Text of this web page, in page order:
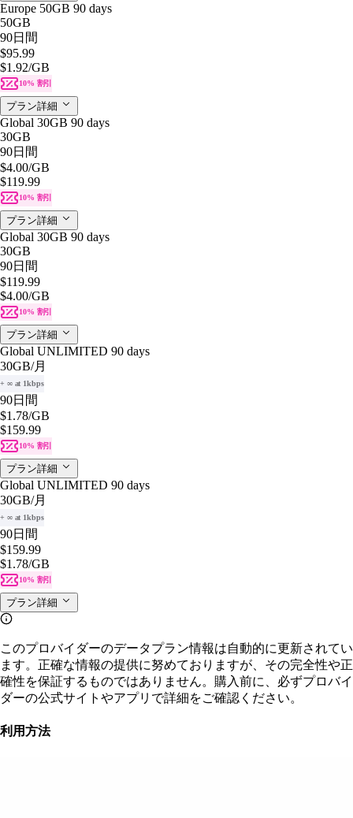
Europe 50GB 90 days
50GB
90日間
$95.99
$1.92/GB
10% 割引
プラン詳細
Global 30GB 90 days
30GB
90日間
$4.00/GB
$119.99
10% 割引
プラン詳細
Global 30GB 90 days
30GB
90日間
$119.99
$4.00/GB
10% 割引
プラン詳細
Global UNLIMITED 90 days
30GB/月
+ ∞ at 1kbps
90日間
$1.78/GB
$159.99
10% 割引
プラン詳細
Global UNLIMITED 90 days
30GB/月
+ ∞ at 1kbps
90日間
$159.99
$1.78/GB
10% 割引
プラン詳細
このプロバイダーのデータプラン情報は自動的に更新されてい
ます。正確な情報の提供に努めておりますが、その完全性や正
確性を保証するものではありません。購入前に、必ずプロバイ
ダーの公式サイトやアプリで詳細をご確認ください。
利用方法